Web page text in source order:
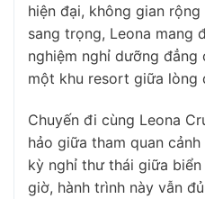
hiện đại, không gian
sang trọng, Leona mang
nghiệm nghỉ dưỡng
một khu resort giữa lòng
Chuyến đi cùng Leona
hảo giữa tham quan
kỳ nghỉ thư thái giữa
giờ, hành trình này vẫn